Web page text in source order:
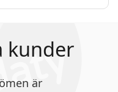
kunder
är